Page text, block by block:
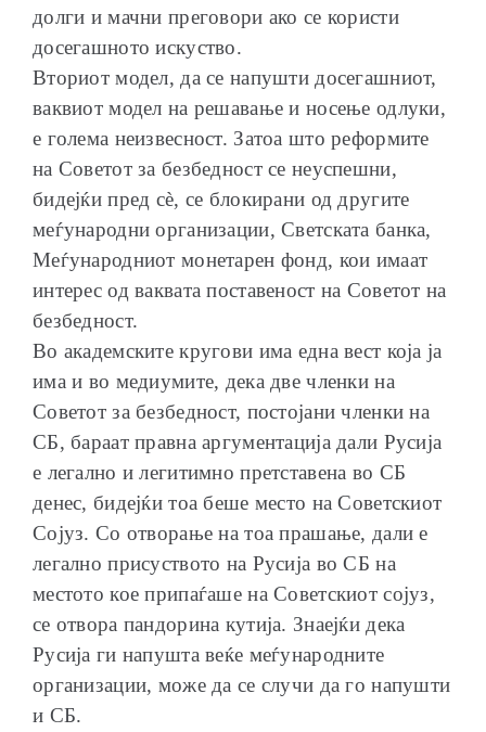
долги и мачни преговори ако се користи
досегашното искуство.
Вториот модел, да се напушти досегашниот,
ваквиот модел на решавање и носење одлуки,
е голема неизвесност. Затоа што реформите
на Советот за безбедност се неуспешни,
бидејќи пред сѐ, се блокирани од другите
меѓународни организации, Светската банка,
Меѓународниот монетарен фонд, кои имаат
интерес од ваквата поставеност на Советот на
безбедност.
Во академските кругови има една вест која ја
има и во медиумите, дека две членки на
Советот за безбедност, постојани членки на
СБ, бараат правна аргументација дали Русија
е легално и легитимно претставена во СБ
денес, бидејќи тоа беше место на Советскиот
Сојуз. Со отворање на тоа прашање, дали е
легално присуството на Русија во СБ на
местото кое припаѓаше на Советскиот сојуз,
се отвора пандорина кутија. Знаејќи дека
Русија ги напушта веќе меѓународните
организации, може да се случи да го напушти
и СБ.